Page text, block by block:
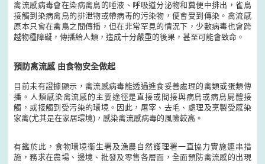
禽流感病毒會在染病禽鳥的唾液、呼吸道分泌物和糞便中排出，雀鳥
接觸到染病禽鳥的排泄物或帶病毒的污染物，便會受到傳染。禽流感
原本只會在禽鳥之間傳播，但在非常罕見的情況下，少數病毒也會跨
越物種障礙，傳播給人類，造成十分嚴重的後果，甚至可能會致命。
預防禽流感 由食物安全做起
目前未有證據顯示，禽流感病毒能透過進食妥善處理的禽類或蛋類傳
播。人類感染禽流感的主要途徑是直接或間接與病鳥或病鳥屍體接
觸，或接觸到受污染的環境。因此，屠宰、去毛、處理及烹製受感染
家禽(尤其是在家居環境)，感染禽流感病毒的風險較高。
有鑑於此，食物環境衞生署及漁農自然護理署一直協力實施連串措
施，務求在農場、邊境、批發及零售各層面，全面預防禽流感的出現